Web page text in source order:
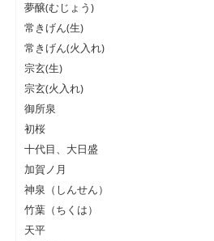
夢醸(むじょう)
常きげん(生)
常きげん(火入れ)
宗玄(生)
宗玄(火入れ)
御所泉
初桜
十代目、大日盛
加賀ノ月
神泉（しんせん）
竹葉（ちくは）
天平